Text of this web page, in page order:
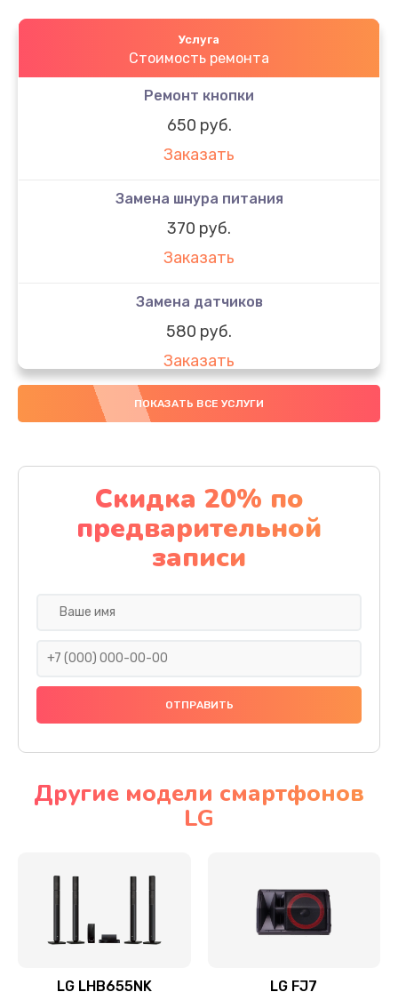
Услуга
Стоимость ремонта
Ремонт кнопки
650 руб.
Заказать
Замена шнура питания
370 руб.
Заказать
Замена датчиков
580 руб.
Заказать
Комплексная чистка
Заказать
Замена дисплея (экрана)
2000 руб.
Заказать
Ремонт платы электроники
Прошивка
Ремонт механики привода
Ремонт / замена кнопок, клавиш, индикаторов,
ПОКАЗАТЬ ВСЕ УСЛУГИ
Скидка 20% по
предварительной
записи
Другие модели смартфонов
LG
LG LHB655NK LG FJ7